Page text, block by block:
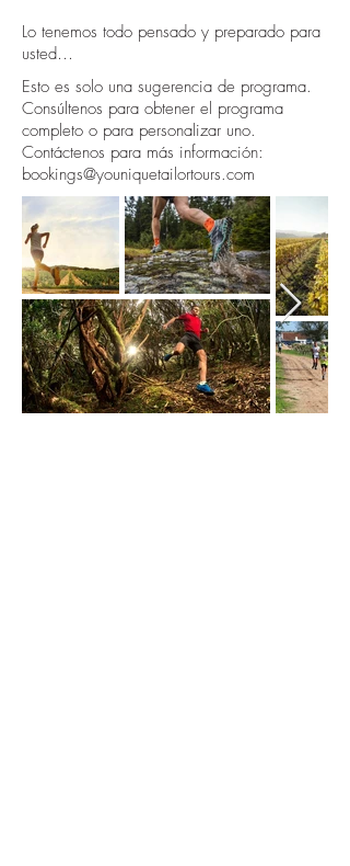
Lo tenemos todo pensado y preparado para
usted…
Esto es solo una sugerencia de programa.
Consúltenos para obtener el programa
completo o para personalizar uno.
Contáctenos para más información:
bookings@youniquetailortours.com